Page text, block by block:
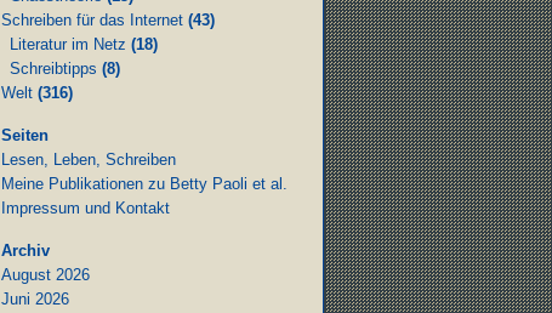
Schreiben für das Internet (43)
Literatur im Netz (18)
Schreibtipps (8)
Welt (316)
Seiten
Lesen, Leben, Schreiben
Meine Publikationen zu Betty Paoli et al.
Impressum und Kontakt
Archiv
August 2026
Juni 2026